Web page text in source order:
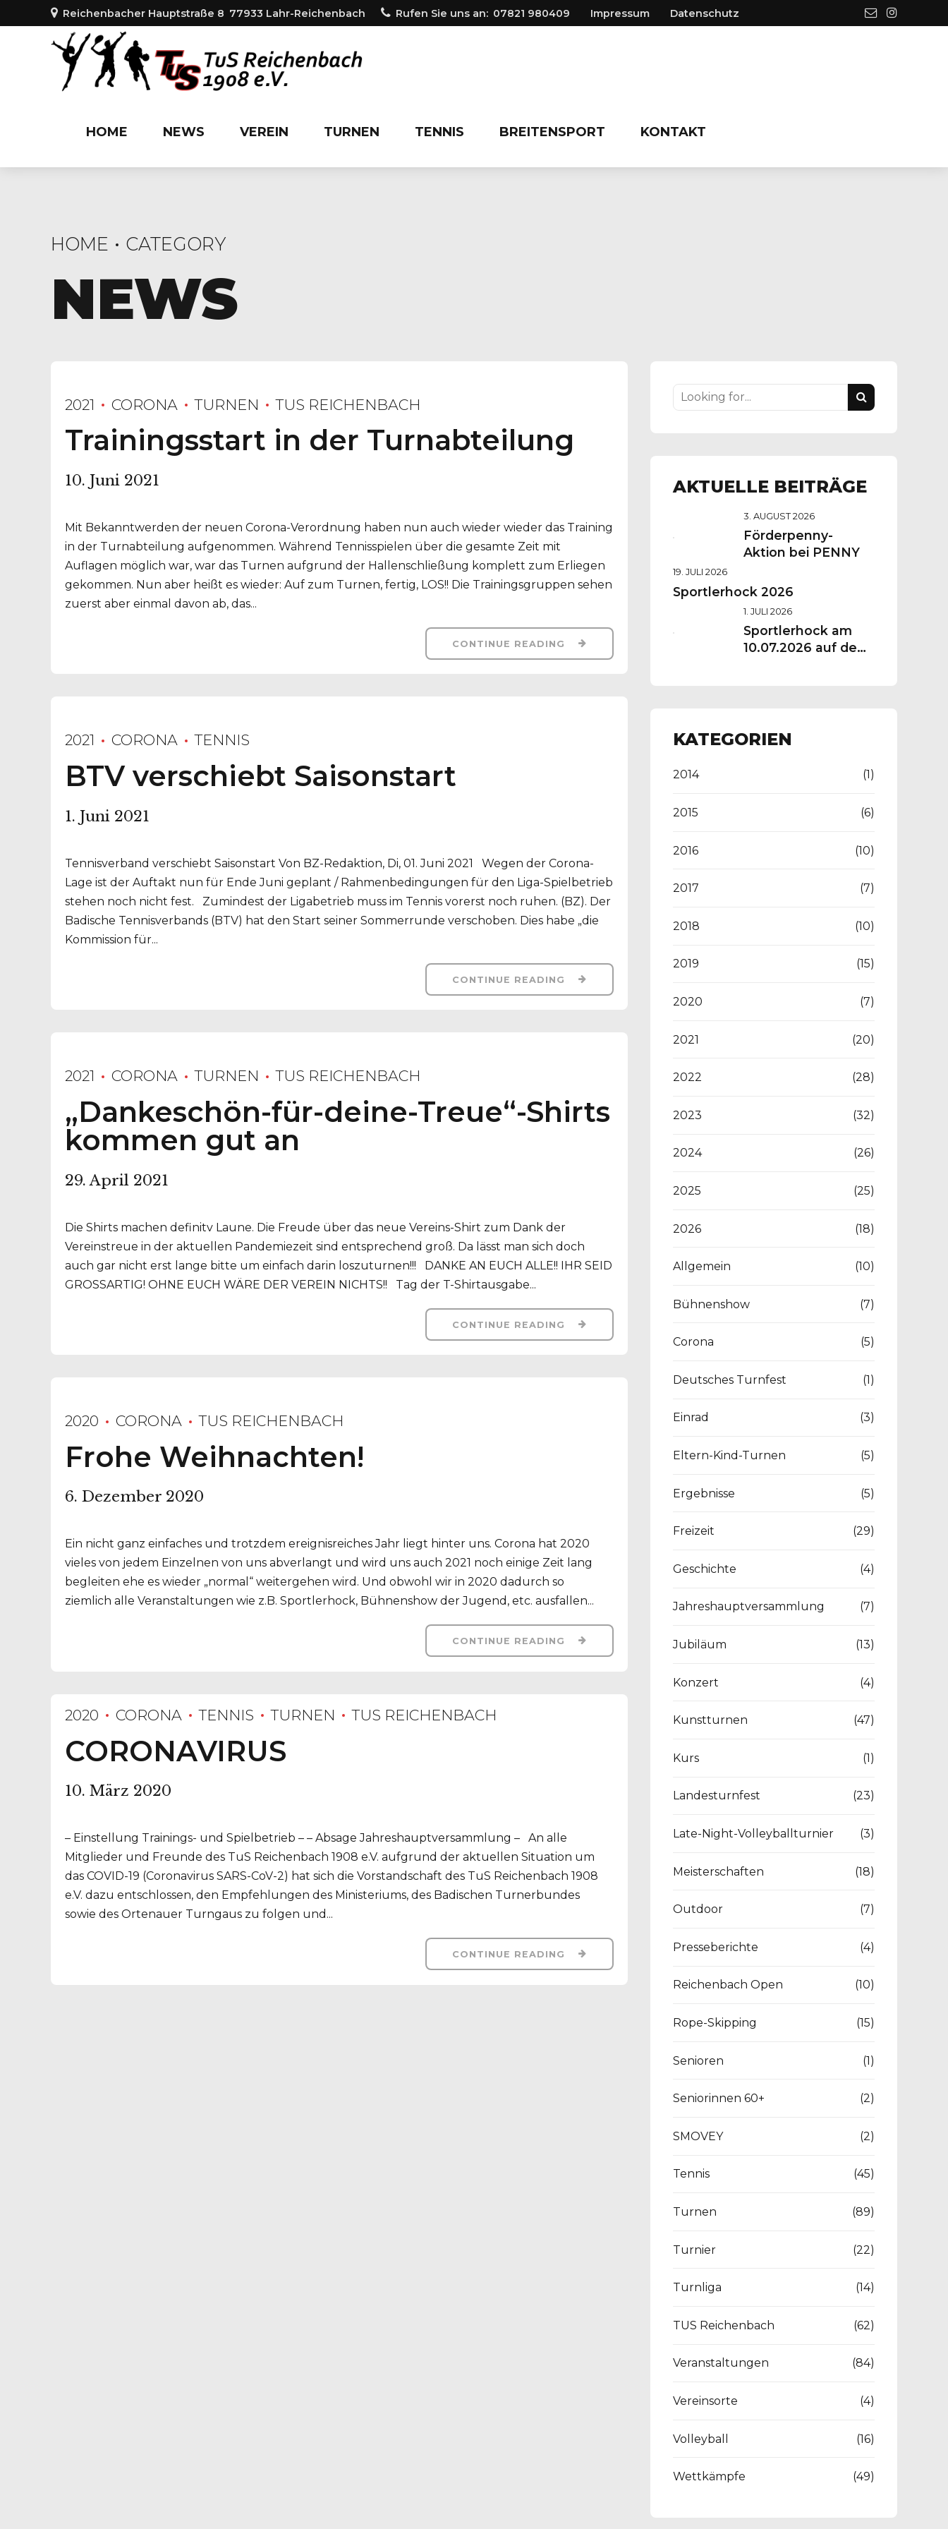
Reichenbacher Hauptstraße 8 77933 Lahr-Reichenbach Rufen Sie uns an: 07821 980409 Impressum Datenschutz
HOME NEWS VEREIN TURNEN TENNIS BREITENSPORT KONTAKT
HOME CATEGORY
NEWS
2021 CORONA TURNEN TUS REICHENBACH
Trainingsstart in der Turnabteilung
10. Juni 2021
Mit Bekanntwerden der neuen Corona-Verordnung haben nun auch wieder wieder das Training
in der Turnabteilung aufgenommen. Während Tennisspielen über die gesamte Zeit mit
Auflagen möglich war, war das Turnen aufgrund der Hallenschließung komplett zum Erliegen
gekommen. Nun aber heißt es wieder: Auf zum Turnen, fertig, LOS!! Die Trainingsgruppen sehen
zuerst aber einmal davon ab, das...
CONTINUE READING
2021 CORONA TENNIS
BTV verschiebt Saisonstart
1. Juni 2021
Tennisverband verschiebt Saisonstart Von BZ-Redaktion, Di, 01. Juni 2021 Wegen der Corona-
Lage ist der Auftakt nun für Ende Juni geplant / Rahmenbedingungen für den Liga-Spielbetrieb
stehen noch nicht fest. Zumindest der Ligabetrieb muss im Tennis vorerst noch ruhen. (BZ). Der
Badische Tennisverbands (BTV) hat den Start seiner Sommerrunde verschoben. Dies habe „die
Kommission für...
CONTINUE READING
2021 CORONA TURNEN TUS REICHENBACH
„Dankeschön-für-deine-Treue“-Shirts
kommen gut an
29. April 2021
Die Shirts machen definitv Laune. Die Freude über das neue Vereins-Shirt zum Dank der
Vereinstreue in der aktuellen Pandemiezeit sind entsprechend groß. Da lässt man sich doch
auch gar nicht erst lange bitte um einfach darin loszuturnen!!! DANKE AN EUCH ALLE!! IHR SEID
GROSSARTIG! OHNE EUCH WÄRE DER VEREIN NICHTS!! Tag der T-Shirtausgabe...
CONTINUE READING
2020 CORONA TUS REICHENBACH
Frohe Weihnachten!
6. Dezember 2020
Ein nicht ganz einfaches und trotzdem ereignisreiches Jahr liegt hinter uns. Corona hat 2020
vieles von jedem Einzelnen von uns abverlangt und wird uns auch 2021 noch einige Zeit lang
begleiten ehe es wieder „normal“ weitergehen wird. Und obwohl wir in 2020 dadurch so
ziemlich alle Veranstaltungen wie z.B. Sportlerhock, Bühnenshow der Jugend, etc. ausfallen...
CONTINUE READING
2020 CORONA TENNIS TURNEN TUS REICHENBACH
CORONAVIRUS
10. März 2020
– Einstellung Trainings- und Spielbetrieb – – Absage Jahreshauptversammlung – An alle
Mitglieder und Freunde des TuS Reichenbach 1908 e.V. aufgrund der aktuellen Situation um
das COVID-19 (Coronavirus SARS-CoV-2) hat sich die Vorstandschaft des TuS Reichenbach 1908
e.V. dazu entschlossen, den Empfehlungen des Ministeriums, des Badischen Turnerbundes
sowie des Ortenauer Turngaus zu folgen und...
CONTINUE READING
AKTUELLE BEITRÄGE
3. AUGUST 2026
Förderpenny-
Aktion bei PENNY
19. JULI 2026
Sportlerhock 2026
1. JULI 2026
Sportlerhock am
10.07.2026 auf dem
KATEGORIEN
2014 (1)
2015 (6)
2016 (10)
2017 (7)
2018 (10)
2019 (15)
2020 (7)
2021 (20)
2022 (28)
2023 (32)
2024 (26)
2025 (25)
2026 (18)
Allgemein (10)
Bühnenshow (7)
Corona (5)
Deutsches Turnfest (1)
Einrad (3)
Eltern-Kind-Turnen (5)
Ergebnisse (5)
Freizeit (29)
Geschichte (4)
Jahreshauptversammlung (7)
Jubiläum (13)
Konzert (4)
Kunstturnen (47)
Kurs (1)
Landesturnfest (23)
Late-Night-Volleyballturnier (3)
Meisterschaften (18)
Outdoor (7)
Presseberichte (4)
Reichenbach Open (10)
Rope-Skipping (15)
Senioren (1)
Seniorinnen 60+ (2)
SMOVEY (2)
Tennis (45)
Turnen (89)
Turnier (22)
Turnliga (14)
TUS Reichenbach (62)
Veranstaltungen (84)
Vereinsorte (4)
Volleyball (16)
Wettkämpfe (49)